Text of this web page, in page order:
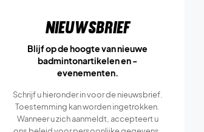
Nieuwsbrief
Blijf op de hoogte van nieuwe
badmintonartikelen en -
evenementen.
Schrijf u hieronder in voor de nieuwsbrief.
Toestemming kan worden ingetrokken.
Wanneer u zich aanmeldt, accepteert u